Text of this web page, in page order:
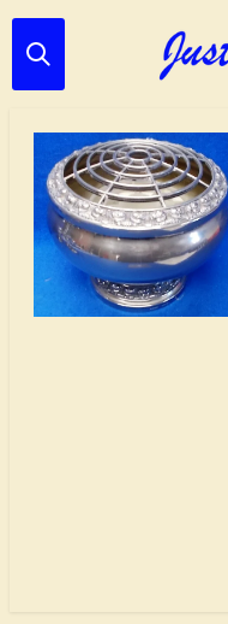
Ga
direct
hoofdinhoud